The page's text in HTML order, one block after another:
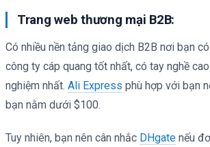
Trang web thương mại B2B:
Có nhiều nền tảng giao dịch B2B nơi bạn
công ty cáp quang tốt nhất, có tay nghề
nghiệm nhất. Ali Express phù hợp với bạn
bạn nằm dưới $100.
Tuy nhiên, bạn nên cân nhắc DHgate nếu